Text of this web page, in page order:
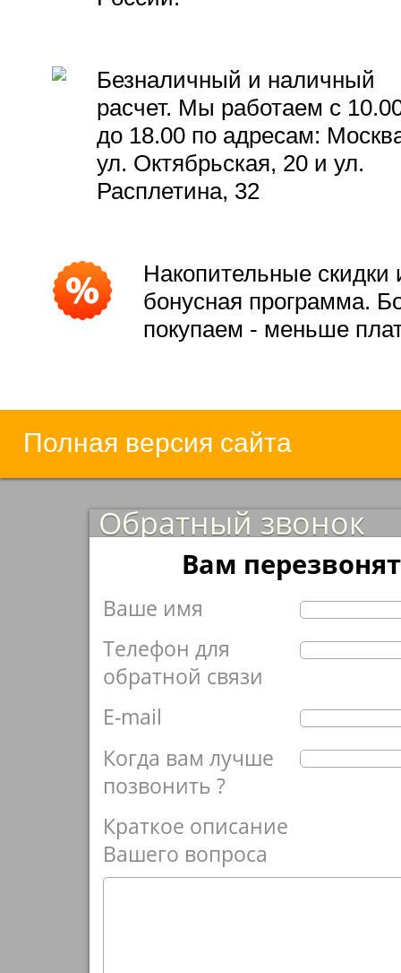
Безналичный и наличный
расчет. Мы работаем с
до 18.00 по адресам:
ул. Октябрьская, 20 и ул.
Расплетина, 32
Накопительные скидки
бонусная программа.
покупаем - меньше
Полная версия сайта
Обратный звонок
Вам перезвонят
Ваше имя
Телефон для
обратной связи
E-mail
Когда вам лучше
позвонить ?
Краткое описание
Вашего вопроса